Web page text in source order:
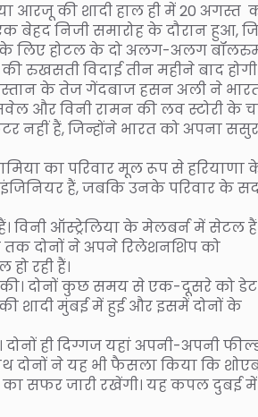
आरजू की शादी हाल ही में 20 अगस्त
बेहद निजी समारोह के दौरान हुआ,
के लिए होटल के दो अलग-अलग
रुखसती विदाई तीन महीने बाद
के तेज गेंदबाज हसन अली ने
और विनी रामन की लव स्टोरी के
नहीं हैं, जिन्होंने भारत को अपना
का परिवार मूल रूप से हरियाणा
हैं, जबकि उनके परिवार के
विनी ऑस्ट्रेलिया के मेलबर्न में सेटल
तक दोनों ने अपने रिलेशनशिप को
रही हैं।
की। दोनों कुछ समय से एक-दूसरे को
की शादी मुंबई में हुई और इसमें दोनों के
ही दिग्गज यहां अपनी-अपनी
दोनों ने यह भी फैसला किया कि
सफर जारी रखेंगी। यह कपल दुबई में